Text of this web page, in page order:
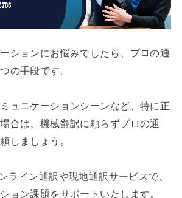
ションにお悩みでしたら、プロの通
の手段です。
ュニケーションシーンなど、特に正
合は、機械翻訳に頼らずプロの通
しましょう。
ライン通訳や現地通訳サービスで、
ョン課題をサポートいたします。